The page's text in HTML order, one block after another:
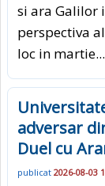
si ara Galilor
perspectiva
loc in martie...
adversar
Duel cu
publicat 2026-08-03